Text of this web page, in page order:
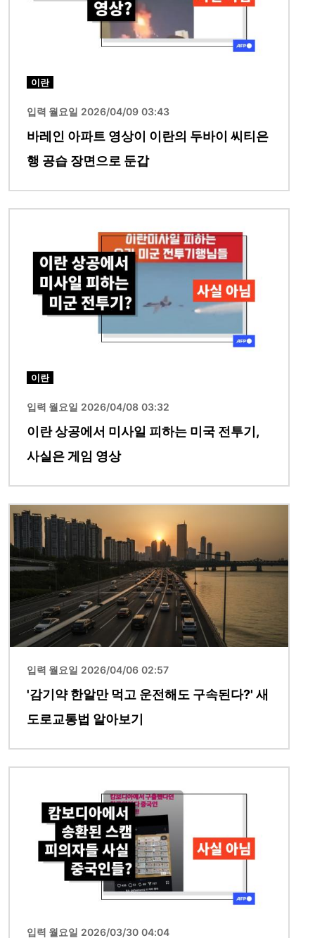
이란
입력 월요일 2026/04/09 03:43
바레인 아파트 영상이 이란의 두바이 씨티은
행 공습 장면으로 둔갑
이란
입력 월요일 2026/04/08 03:32
이란 상공에서 미사일 피하는 미국 전투기,
사실은 게임 영상
이미지
입력 월요일 2026/04/06 02:57
'감기약 한알만 먹고 운전해도 구속된다?' 새
도로교통법 알아보기
입력 월요일 2026/03/30 04:04